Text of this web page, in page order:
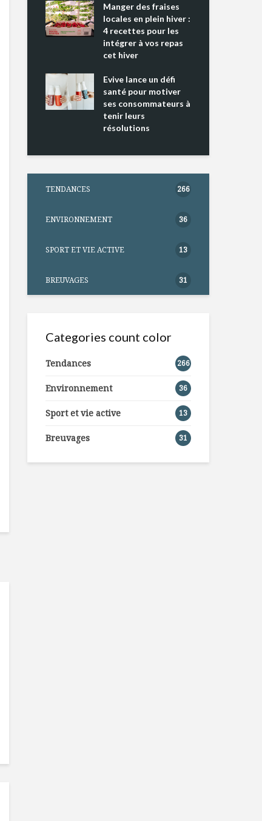
: Une
Manger des fraises
locales en plein hiver :
4 recettes pour les
intégrer à vos repas
cet hiver
Evive lance un défi
santé pour motiver
ses consommateurs à
tenir leurs
résolutions
TENDANCES 266
ENVIRONNEMENT 36
SPORT ET VIE ACTIVE 13
BREUVAGES 31
Categories count color
Tendances 266
Environnement 36
Sport et vie active 13
Breuvages 31